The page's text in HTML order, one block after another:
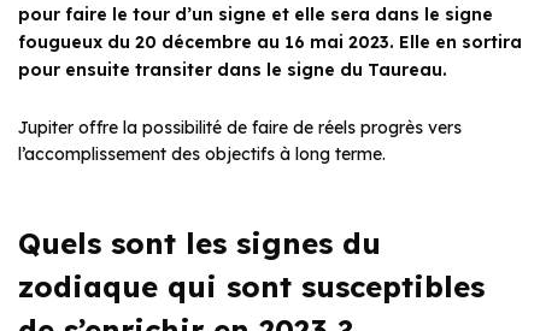
pour faire le tour d’un signe et elle sera dans le signe
fougueux du 20 décembre au 16 mai 2023. Elle en sortira
pour ensuite transiter dans le signe du Taureau.
Jupiter offre la possibilité de faire de réels progrès vers
l’accomplissement des objectifs à long terme.
Quels sont les signes du
zodiaque qui sont susceptibles